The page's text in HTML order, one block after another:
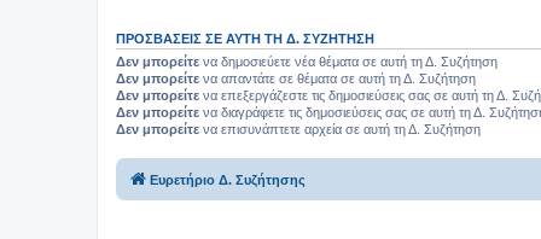
ΠΡΟΣΒΆΣΕΙΣ ΣΕ ΑΥΤΉ ΤΗ Δ. ΣΥΖΉΤΗΣΗ
Δεν μπορείτε να δημοσιεύετε νέα θέματα σε αυτή τη Δ. Συζήτηση
Δεν μπορείτε να απαντάτε σε θέματα σε αυτή τη Δ. Συζήτηση
Δεν μπορείτε να επεξεργάζεστε τις δημοσιεύσεις σας σε αυτή τη Δ.
Δεν μπορείτε να διαγράφετε τις δημοσιεύσεις σας σε αυτή τη Δ.
Δεν μπορείτε να επισυνάπτετε αρχεία σε αυτή τη Δ. Συζήτηση
Ευρετήριο Δ. Συζήτησης